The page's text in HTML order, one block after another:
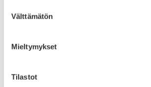
valinta
Välttämätön
Mieltymykset
Tilastot
joulukuu 2019
marraskuu 2019
syyskuu 2019
kesäkuu 2019